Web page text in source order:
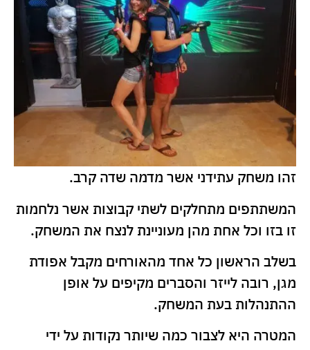
זהו משחק עתידני אשר מדמה שדה קרב.
המשתתפים מתחלקים לשתי קבוצות אשר נלחמות
זו בזו וכל אחת מהן מעוניינת לנצח את המשחק.
בשלב הראשון כל אחד מהאורחים מקבל אפודת
מגן, רובה לייזר והסברים מקיפים על אופן
ההתנהלות בעת המשחק.
המטרה היא לצבור כמה שיותר נקודות על ידי